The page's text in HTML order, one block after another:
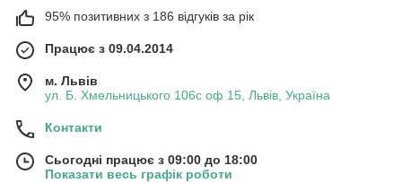
95% позитивних з 186 відгуків за рік
Працює з 09.04.2014
м. Львів
ул. Б. Хмельницького 106с оф 15, Львів, Україна
Контакти
Сьогодні працює з 09:00 до 18:00
Показати весь графік роботи